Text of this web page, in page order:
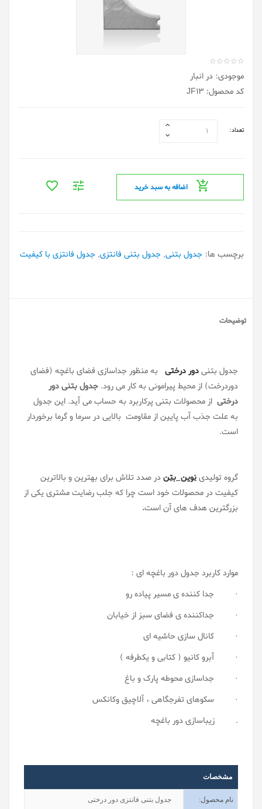
موجودی: در انبار
کد محصول: JF13
تعداد:
اضافه به سبد خرید
برچسب ها: جدول بتنی, جدول بتنی فانتزی, جدول فانتزی با کیفیت
توضیحات
جدول بتنیدور درختی
به منظور جداسازی فضای باغچه (فضای
دوردرخت) از محیط پیرامونی به کار می رود. جدول بتنی دور
درختی از محصولات بتنی پرکاربرد به حساب می آید. این جدول
به علت جذب آب پایین از مقاومت بالایی در سرما و گرما برخوردار
است.
گروه تولیدینوین بتن در صدد تلاش برای بهترین و بالاترین
کیفیت در محصولات خود است چرا که جلب رضایت مشتری یکی از
بزرگترین هدف های آن است.
موارد کاربرد جدول دور باغچه ای :
· جدا کننده ی مسیر پیاده رو
· جداکننده ی فضای سبز از خیابان
· کانال سازی حاشیه ای
· آبرو کانیو ( کتابی و یکطرفه )
· جداسازی محوطه پارک و باغ
· سکوهای تفرجگاهی ، آلاچیق وکانکس
. زیباسازی دور باغچه
مشخصات
نام محصول: جدول بتنی فانتزی دور درختی